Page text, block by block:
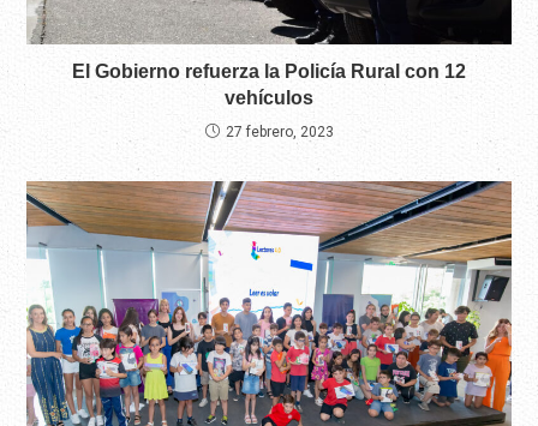
El Gobierno refuerza la Policía Rural con 12
vehículos
27 febrero, 2023